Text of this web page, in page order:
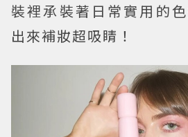
裝裡承裝著日常實用的
出來補妝超吸睛！